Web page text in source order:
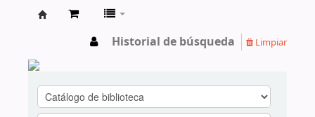
Historial de búsqueda Limpiar